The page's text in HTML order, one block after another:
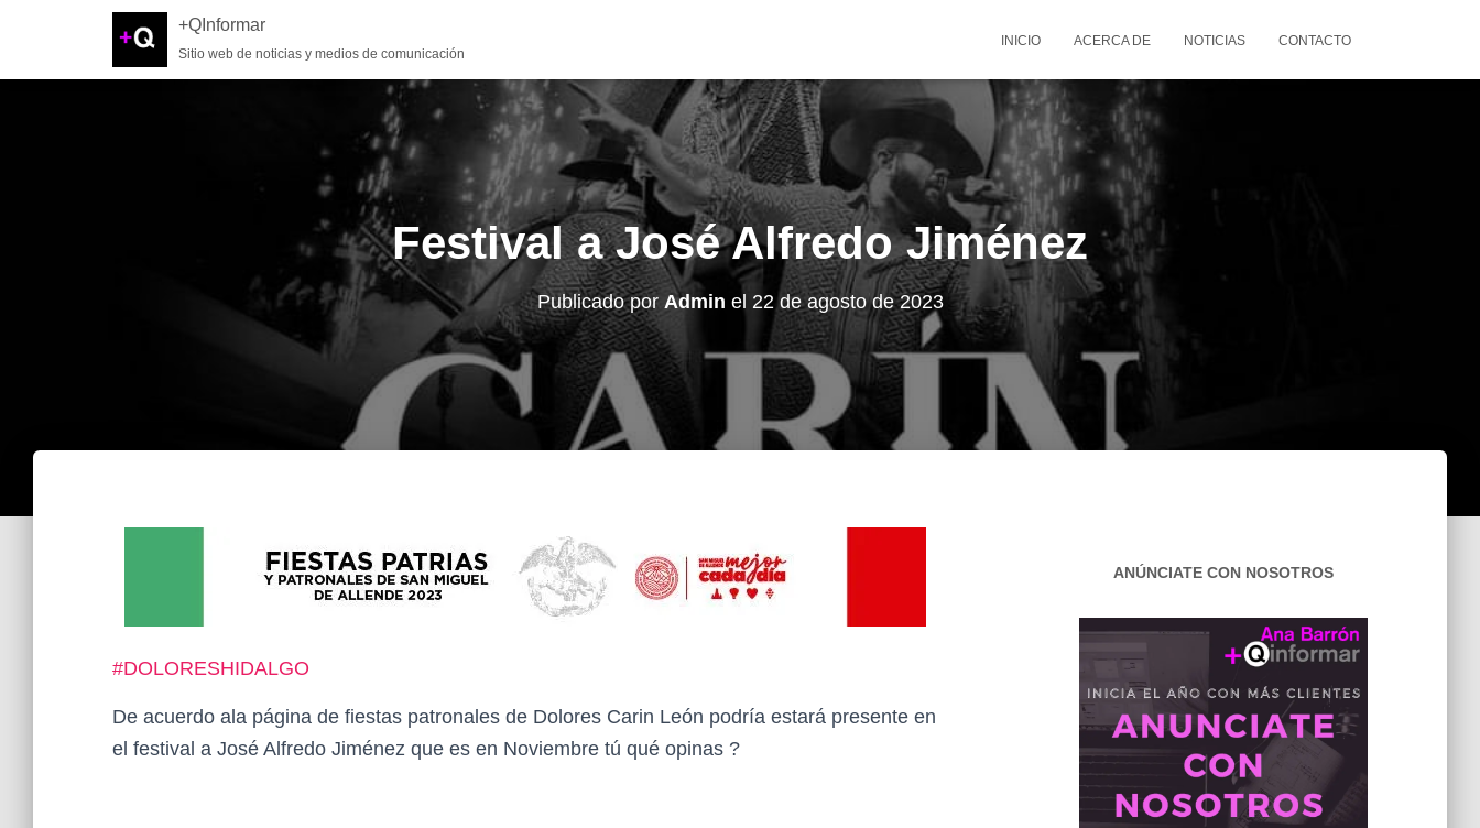
+QInformar
Sitio web de noticias y medios de comunicación
INICIO ACERCA DE NOTICIAS CONTACTO
Festival a José Alfredo Jiménez
Publicado por Admin el 22 de agosto de 2023
#DOLORESHIDALGO
De acuerdo ala página de fiestas patronales de Dolores Carin León podría estará presente en
el festival a José Alfredo Jiménez que es en Noviembre tú qué opinas ?
ANÚNCIATE CON NOSOTROS